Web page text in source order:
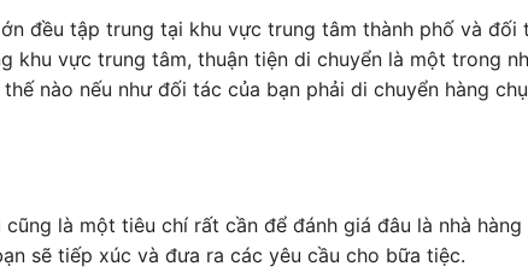
đều tập trung tại khu vực trung tâm thành phố và đối
khu vực trung tâm, thuận tiện di chuyển là một trong
nào nếu như đối tác của bạn phải di chuyển hàng
là một tiêu chí rất cần để đánh giá đâu là nhà
sẽ tiếp xúc và đưa ra các yêu cầu cho bữa tiệc.